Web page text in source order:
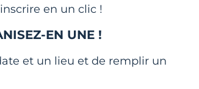
en un clic !
EN UNE !
et un lieu et de remplir un